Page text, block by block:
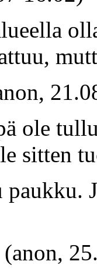
ole
sitten
(anon,